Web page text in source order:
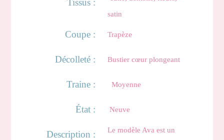
Tissus :
satin
Coupe : Trapèze
Décolleté : Bustier cœur plongeant
Traine : Moyenne
État : Neuve
Description :
Le modèle Ava est un